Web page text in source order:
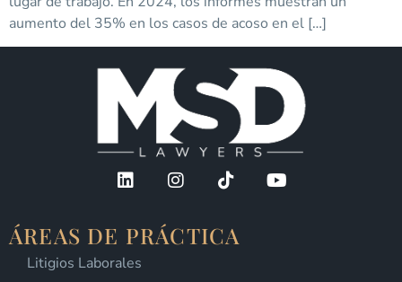
aumento del 35% en los casos de acoso en el […]
ÁREAS DE PRÁCTICA
Litigios Laborales